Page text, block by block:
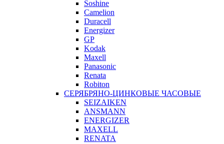
Soshine
Camelion
Duracell
Energizer
GP
Kodak
Maxell
Panasonic
Renata
Robiton
СЕРЯБРЯНО-ЦИНКОВЫЕ ЧАСОВЫЕ
SEIZAIKEN
ANSMANN
ENERGIZER
MAXELL
RENATA